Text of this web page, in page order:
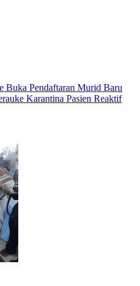
Buka Pendaftaran Murid Baru
Karantina Pasien Reaktif